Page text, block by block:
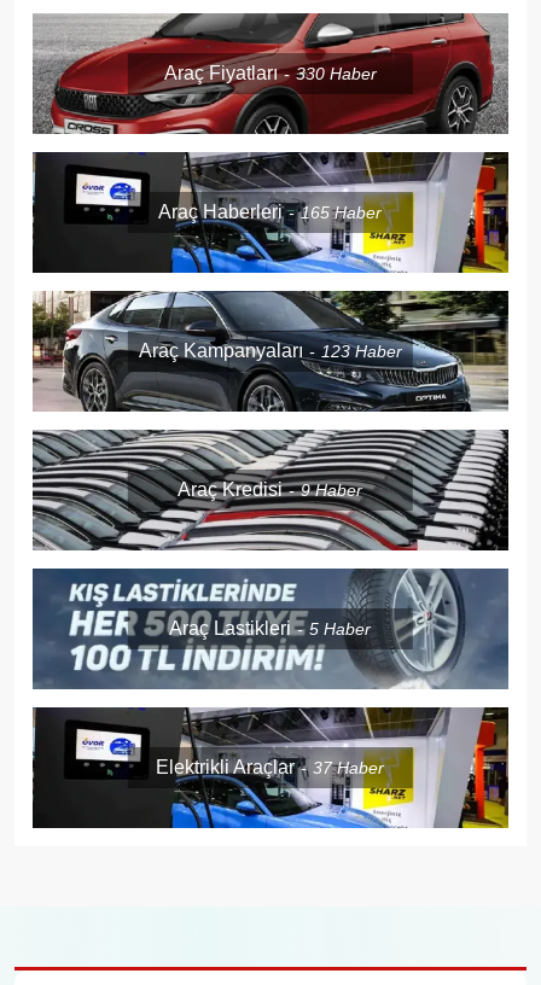
Araç Fiyatları 330Haber
Araç Haberleri 165Haber
Araç Kampanyaları 123Haber
Araç Kredisi 9Haber
Araç Lastikleri 5Haber
Elektrikli Araçlar 37Haber